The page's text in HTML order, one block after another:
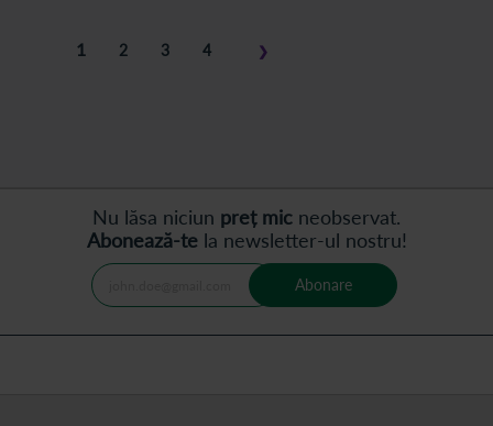
în
1 Pagina
2 Pagina
3 Pagina
4 ❯
Nu lăsa niciun preț mic neobservat.
Abonează-tela newsletter-ul nostru!
Abonare